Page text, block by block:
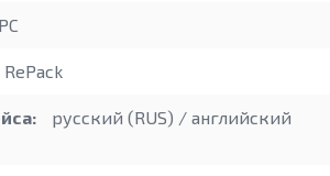
PC
RePack
русский (RUS) / английский